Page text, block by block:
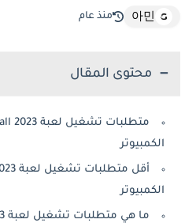
아민 منذ عام
محتوى المقال
الكمبيوتر
الكمبيوتر